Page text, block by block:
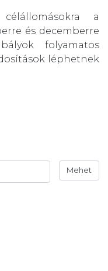
a
és decemberre
folyamatos
léphetnek
Mehet